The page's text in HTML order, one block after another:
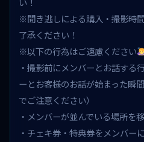
※聞き逃しによる購入・撮影時
了承ください！
※以下の行為はご遠慮ください
・撮影前にメンバーとお話する
ーとお客様のお話が始まった瞬
でご注意ください）
・メンバーが並んでいる場所を
・チェキ券・特典券をメンバー